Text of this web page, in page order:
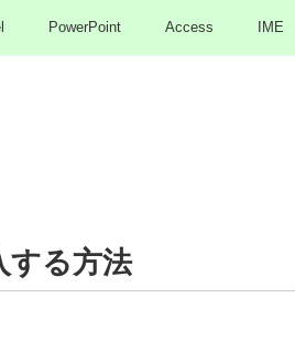
PowerPoint Access IME
する方法